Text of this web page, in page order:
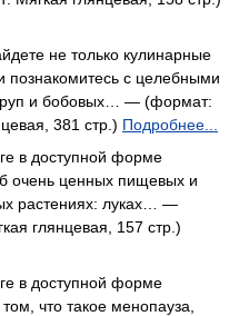
не только кулинарные
познакомитесь с целебными
и бобовых… — (формат:
381 стр.) Подробнее...
в доступной форме
очень ценных пищевых и
растениях: луках… —
глянцевая, 157 стр.)
в доступной форме
что такое менопауза,